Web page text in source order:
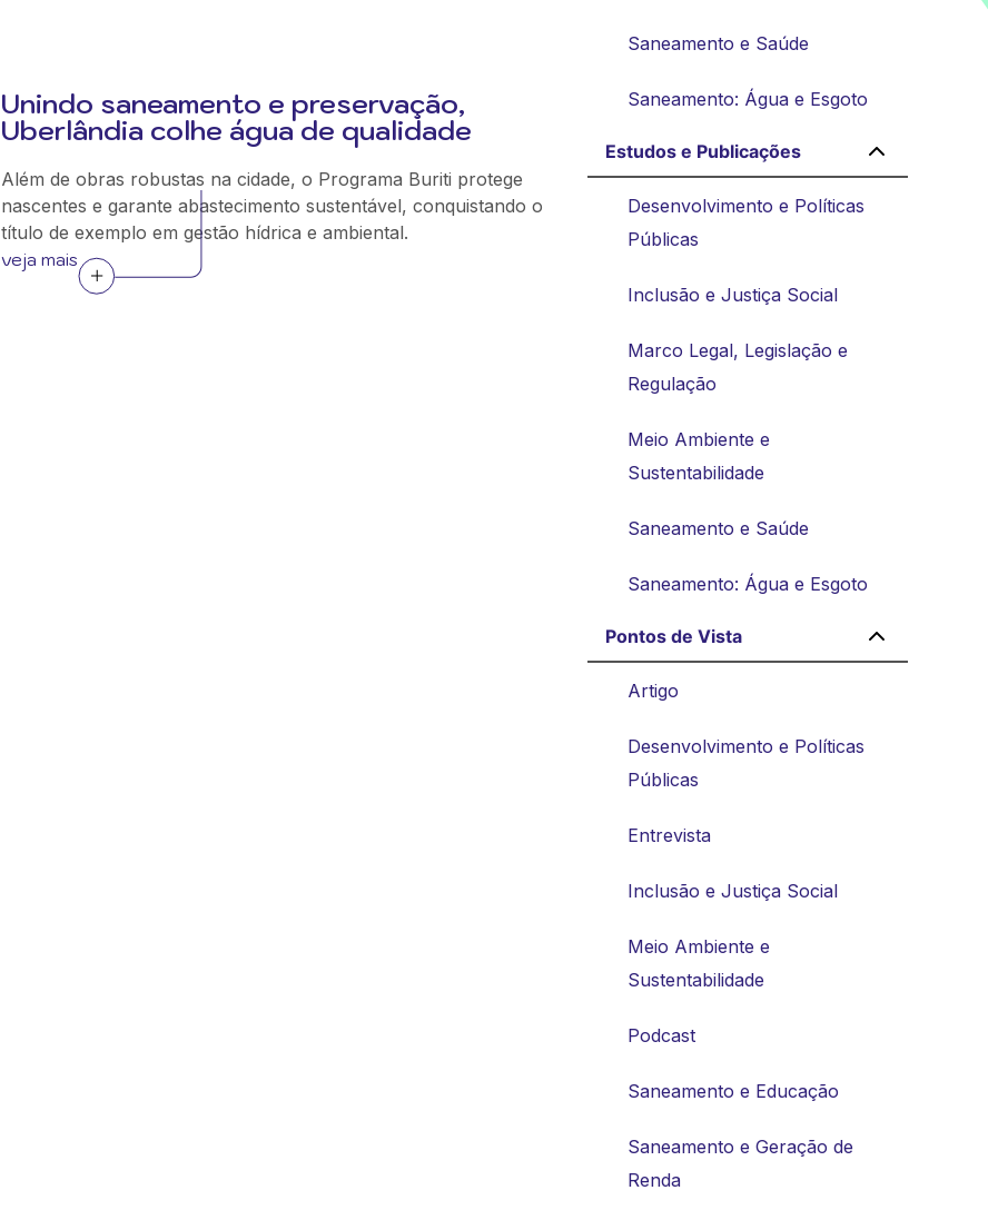
Unindo saneamento e preservação,
Uberlândia colhe água de qualidade
Além de obras robustas na cidade, o Programa Buriti protege
nascentes e garante abastecimento sustentável, conquistando o
título de exemplo em gestão hídrica e ambiental.
veja mais
Saneamento e Saúde
Saneamento: Água e Esgoto
Estudos e Publicações
Desenvolvimento e Políticas
Públicas
Inclusão e Justiça Social
Marco Legal, Legislação e
Regulação
Meio Ambiente e
Sustentabilidade
Saneamento e Saúde
Saneamento: Água e Esgoto
Pontos de Vista
Artigo
Desenvolvimento e Políticas
Públicas
Entrevista
Inclusão e Justiça Social
Meio Ambiente e
Sustentabilidade
Podcast
Saneamento e Educação
Saneamento e Geração de
Renda